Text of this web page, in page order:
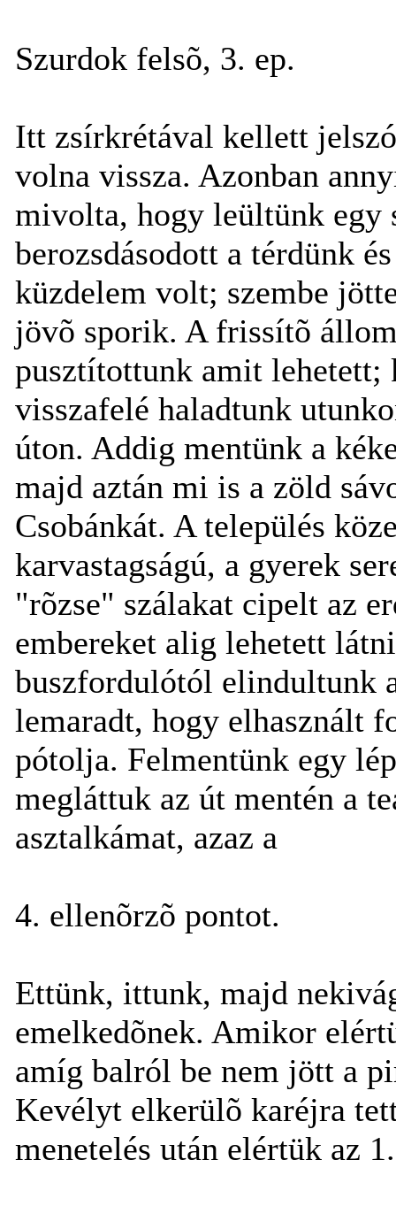
Szurdok felsõ, 3. ep.
Itt zsírkrétával kellett
volna vissza. Azonban
mivolta, hogy leültünk egy
berozsdásodott a térdünk
küzdelem volt; szembe
jövõ sporik. A frissítõ
pusztítottunk amit lehetett;
visszafelé haladtunk
úton. Addig mentünk a
majd aztán mi is a zöld
Csobánkát. A település
karvastagságú, a gyerek
"rõzse" szálakat cipelt az
embereket alig lehetett
buszfordulótól elindultunk
lemaradt, hogy elhasznált
pótolja. Felmentünk egy
megláttuk az út mentén a
asztalkámat, azaz a
4. ellenõrzõ pontot.
Ettünk, ittunk, majd
emelkedõnek. Amikor
amíg balról be nem jött a
Kevélyt elkerülõ karéjra
menetelés után elértük az